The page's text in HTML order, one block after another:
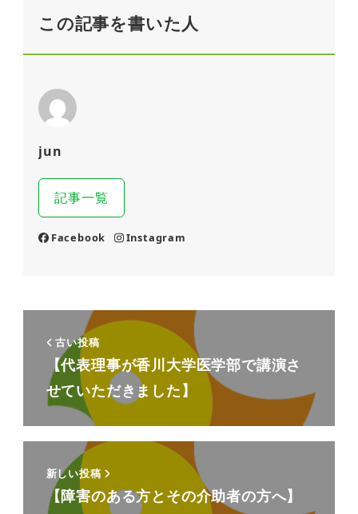
この記事を書いた人
jun
記事一覧
Facebook Instagram
古い投稿
【代表理事が香川大学医学部で講演さ
せていただきました】
新しい投稿
【障害のある方とその介助者の方へ】